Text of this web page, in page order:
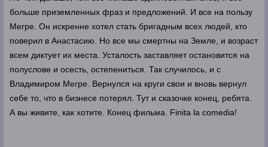
больше приземленных фраз и предложений. И все на пользу
Мегре. Он искренне хотел стать бригадным всех людей, кто
поверил в Анастасию. Но все мы смертны на Земле, и возраст
всем диктует их места. Усталость заставляет остановится на
полуслове и осесть, остепениться. Так случилось, и с
Владимиром Мегре. Вернулся на круги свои и вновь вернул
себе то, что в бизнесе потерял. Тут и сказочке конец, ребята.
А вы живите, как хотите. Конец фильма. Finita la comedia!